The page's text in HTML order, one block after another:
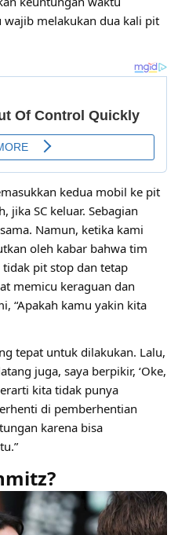
melakukan dua kali pit
kedua mobil ke pit
jika SC keluar. Sebagian
Namun, ketika kami
oleh kabar bahwa tim
pit stop dan tetap
memicu keraguan dan
“Apakah kamu yakin kita
tepat untuk dilakukan. Lalu,
juga, saya berpikir, ‘Oke,
kita tidak punya
di pemberhentian
karena bisa